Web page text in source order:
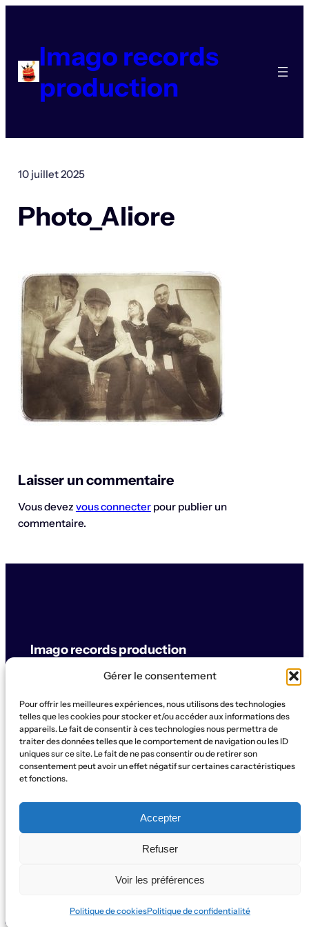
Gérer le consentement
Pour offrir les meilleures expériences, nous utilisons des technologies
telles que les cookies pour stocker et/ou accéder aux informations des
appareils. Le fait de consentir à ces technologies nous permettra de
traiter des données telles que le comportement de navigation ou les ID
uniques sur ce site. Le fait de ne pas consentir ou de retirer son
consentement peut avoir un effet négatif sur certaines caractéristiques
et fonctions.
Accepter
Refuser
Voir les préférences
Politique de cookiesPolitique de confidentialité
contenuImago records
production
10 juillet 2025
Photo_Aliore
Laisser un commentaire
Vous devez vous connecterpour publier un
commentaire.
Imago records production
© Imago records production
SUPPORT
ArtistesConcertsLabelProductionBoutiqueLa Ruche
ContactQui sommes-nous?
SOCIAL
Instagram
WhatsApp
Facebook
YouTube